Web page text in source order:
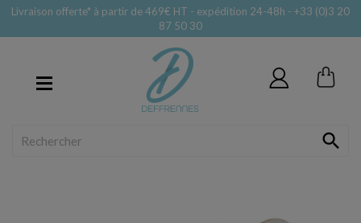
Livraison offerte* à partir de 469€ HT - expédition 24-48h - +33 (0)3 20
87 50 30
